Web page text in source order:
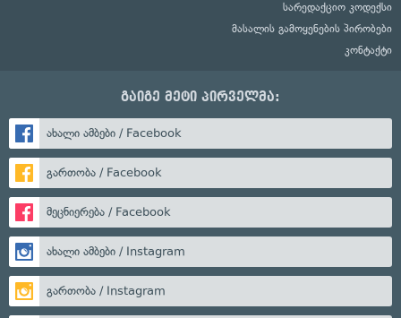
სარედაქციო კოდექსი
მასალის გამოყენების პირობები
კონტაქტი
გაიგე მეტი პირველმა:
ახალი ამბები / Facebook
გართობა / Facebook
მეცნიერება / Facebook
ახალი ამბები / Instagram
გართობა / Instagram